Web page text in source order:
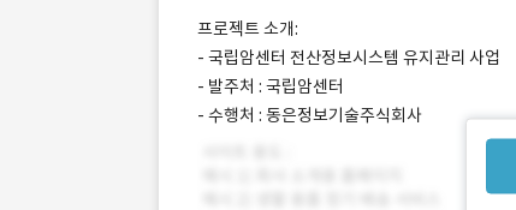
프로젝트 소개:
- 국립암센터 전산정보시스템 유지관리 사업
- 발주처 : 국립암센터
- 수행처 : 동은정보기술주식회사